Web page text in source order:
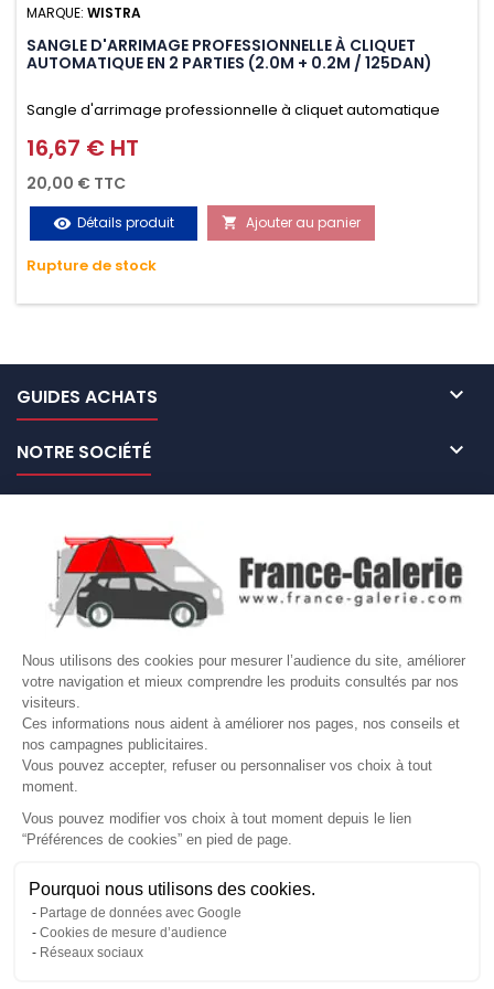
Nous utilisons des cookies pour mesurer l’audience du site, améliorer
votre navigation et mieux comprendre les produits consultés par nos
visiteurs.
Ces informations nous aident à améliorer nos pages, nos conseils et
nos campagnes publicitaires.
Vous pouvez accepter, refuser ou personnaliser vos choix à tout
moment.
Vous pouvez modifier vos choix à tout moment depuis le lien
“Préférences de cookies” en pied de page.
Pourquoi nous utilisons des cookies.
Partage de données avec Google
Cookies de mesure d’audience
Réseaux sociaux
Gérer mes cookies
MARQUE: WISTRA
SANGLE D'ARRIMAGE PROFESSIONNELLE À CLIQUET
AUTOMATIQUE EN 2 PARTIES (2.0M + 0.2M / 125DAN)
Sangle d'arrimage professionnelle à cliquet automatique
avec crochet S en 2 parties (2.0M + 0.2M / 125daN), simple et
rapide d'utilisation. Permet d'arrimer et de sécuriser
vos chargements pendant le transport. Matière polyester
très résistante aux UV et aux variations de températures,
n'absorbe pas l'eau.
Prix
16,67 € HT
20,00 € TTC
visibility Détails produit  Ajouter au panier
Rupture de stock
GUIDES ACHATS 
NOTRE SOCIÉTÉ 
VOTRE COMPTE 
Site protégé par reCAPTCHA.
LETTRE D'INFORMATIONS
© Copyright 2026 France Galerie. Tous droits reservés.